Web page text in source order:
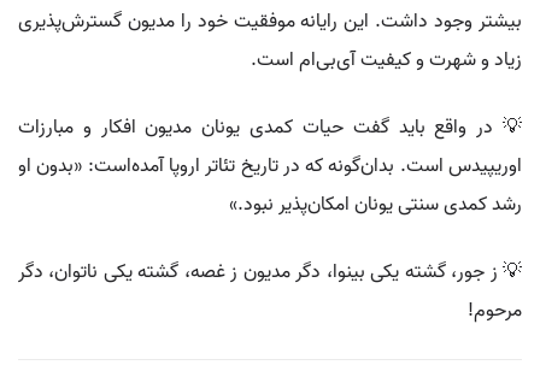
بیشتر وجود داشت. این رایانه موفقیت خود را مدیون گسترش‌پذیری
زیاد و شهرت و کیفیت آی‌بی‌ام است.
💡 در واقع باید گفت حیات کمدی یونان مدیون افکار و مبارزات
اوریپیدس است. بدان‌گونه که در تاریخ تئاتر اروپا آمده‌است: «بدون او
رشد کمدی سنتی یونان امکان‌پذیر نبود.»
💡 ز جور، گشته یکی بینوا، دگر مدیون ز غصه، گشته یکی ناتوان، دگر
مرحوم!